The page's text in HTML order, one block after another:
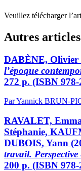
Veuillez télécharger
Autres
DABÈNE, Olivier
l’époque
272 p. (ISBN
Par Yannick BRUN-
RAVALET,
Stéphanie,
DUBOIS, Yann
travail. Perspective
200 p. (ISBN